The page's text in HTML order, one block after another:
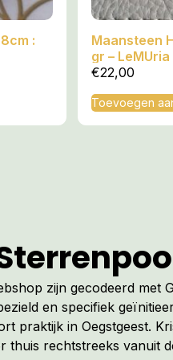
:
Maansteen
gr –
frequentie
€22,00
Toevoegen
zijn gecodeerd met
en specifiek
praktijk in Oegstgeest.
thuis rechtstreeks vanuit